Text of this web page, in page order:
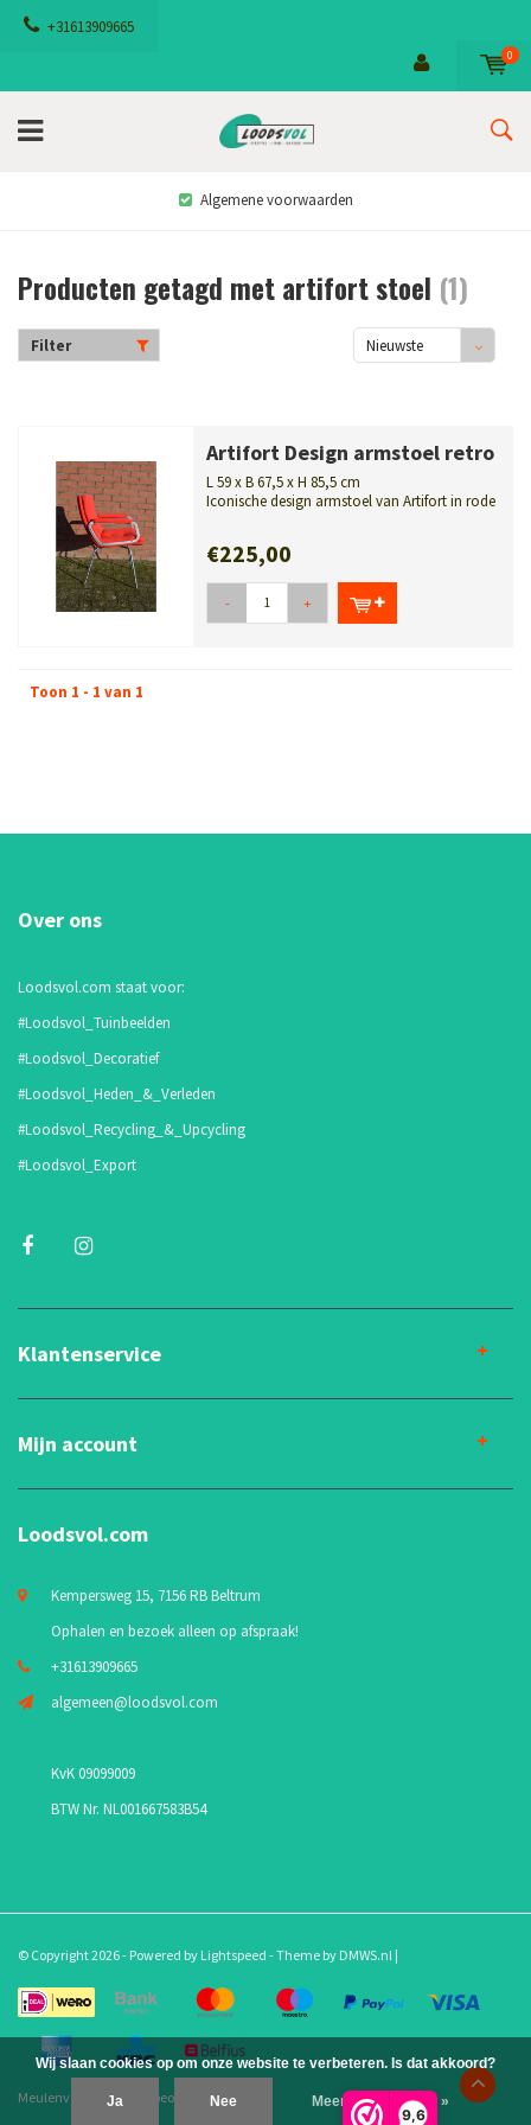
9,6
+31613909665
0
Algemene voorwaarden
Producten getagd met artifort stoel (1)
Filter
Nieuwste
Artifort Design armstoel retro
L 59 x B 67,5 x H 85,5 cm
Iconische design armstoel van Artifort in rode
€225,00
- +
Toon 1 - 1 van 1
Over ons
Loodsvol.com staat voor:
#Loodsvol_Tuinbeelden
#Loodsvol_Decoratief
#Loodsvol_Heden_&_Verleden
#Loodsvol_Recycling_&_Upcycling
#Loodsvol_Export
Klantenservice
Mijn account
Loodsvol.com
Kempersweg 15, 7156 RB Beltrum
Ophalen en bezoek alleen op afspraak!
+31613909665
algemeen@loodsvol.com
KvK 09099009
BTW Nr. NL001667583B54
© Copyright 2026 - Powered by Lightspeed - Theme by DMWS.nl |
Meulenveld.com beoordelingen op
Wij slaan cookies op om onze website te verbeteren. Is dat akkoord?
Ja Nee Meer over cookies »